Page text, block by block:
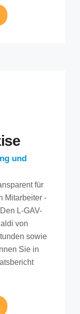
und
für
Mitarbeiter -
L-GAV-
von
sowie
Sie in